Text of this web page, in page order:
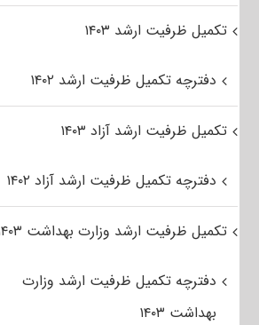
تکمیل ظرفیت ارشد ۱۴۰۳
دفترچه تکمیل ظرفیت ارشد ۱۴۰۲
تکمیل ظرفیت ارشد آزاد ۱۴۰۳
دفترچه تکمیل ظرفیت ارشد آزاد ۱۴۰۲
تکمیل ظرفیت ارشد وزارت بهداشت ۱۴۰۳
دفترچه تکمیل ظرفیت ارشد وزارت
بهداشت ۱۴۰۳